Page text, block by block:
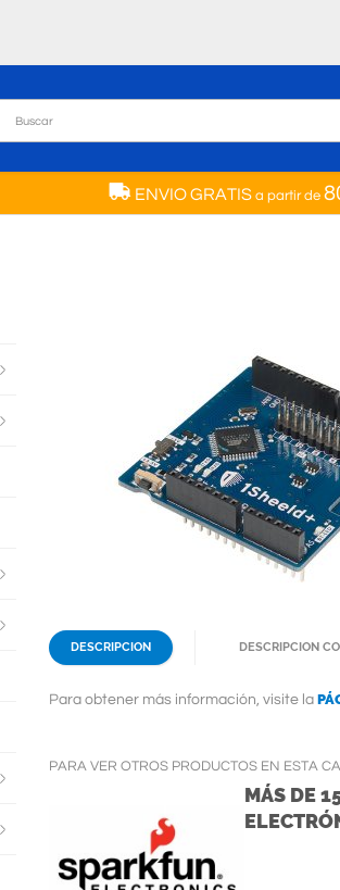
ENVIO GRATISa partir de
DESCRIPCION DESCRIPCION
Para obtener más información, visite la
PARA VER OTROS PRODUCTOS EN ESTA
MÁS DE